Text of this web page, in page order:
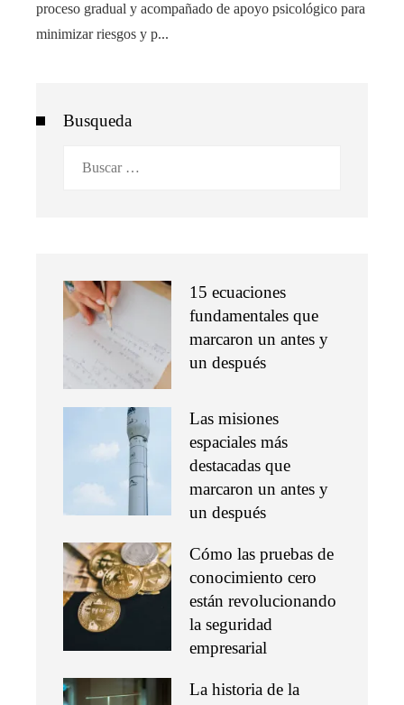
proceso gradual y acompañado de apoyo psicológico para
minimizar riesgos y p...
Busqueda
15 ecuaciones
fundamentales que
marcaron un antes y
un después
Las misiones
espaciales más
destacadas que
marcaron un antes y
un después
Cómo las pruebas de
conocimiento cero
están revolucionando
la seguridad
empresarial
La historia de la